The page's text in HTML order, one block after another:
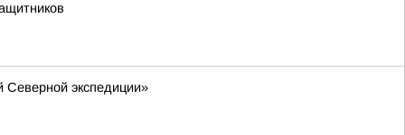
Северной экспедиции»